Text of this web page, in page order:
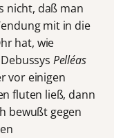
nicht, daß man
mit in die
hat, wie
Pelléas
vor einigen
fluten ließ, dann
bewußt gegen